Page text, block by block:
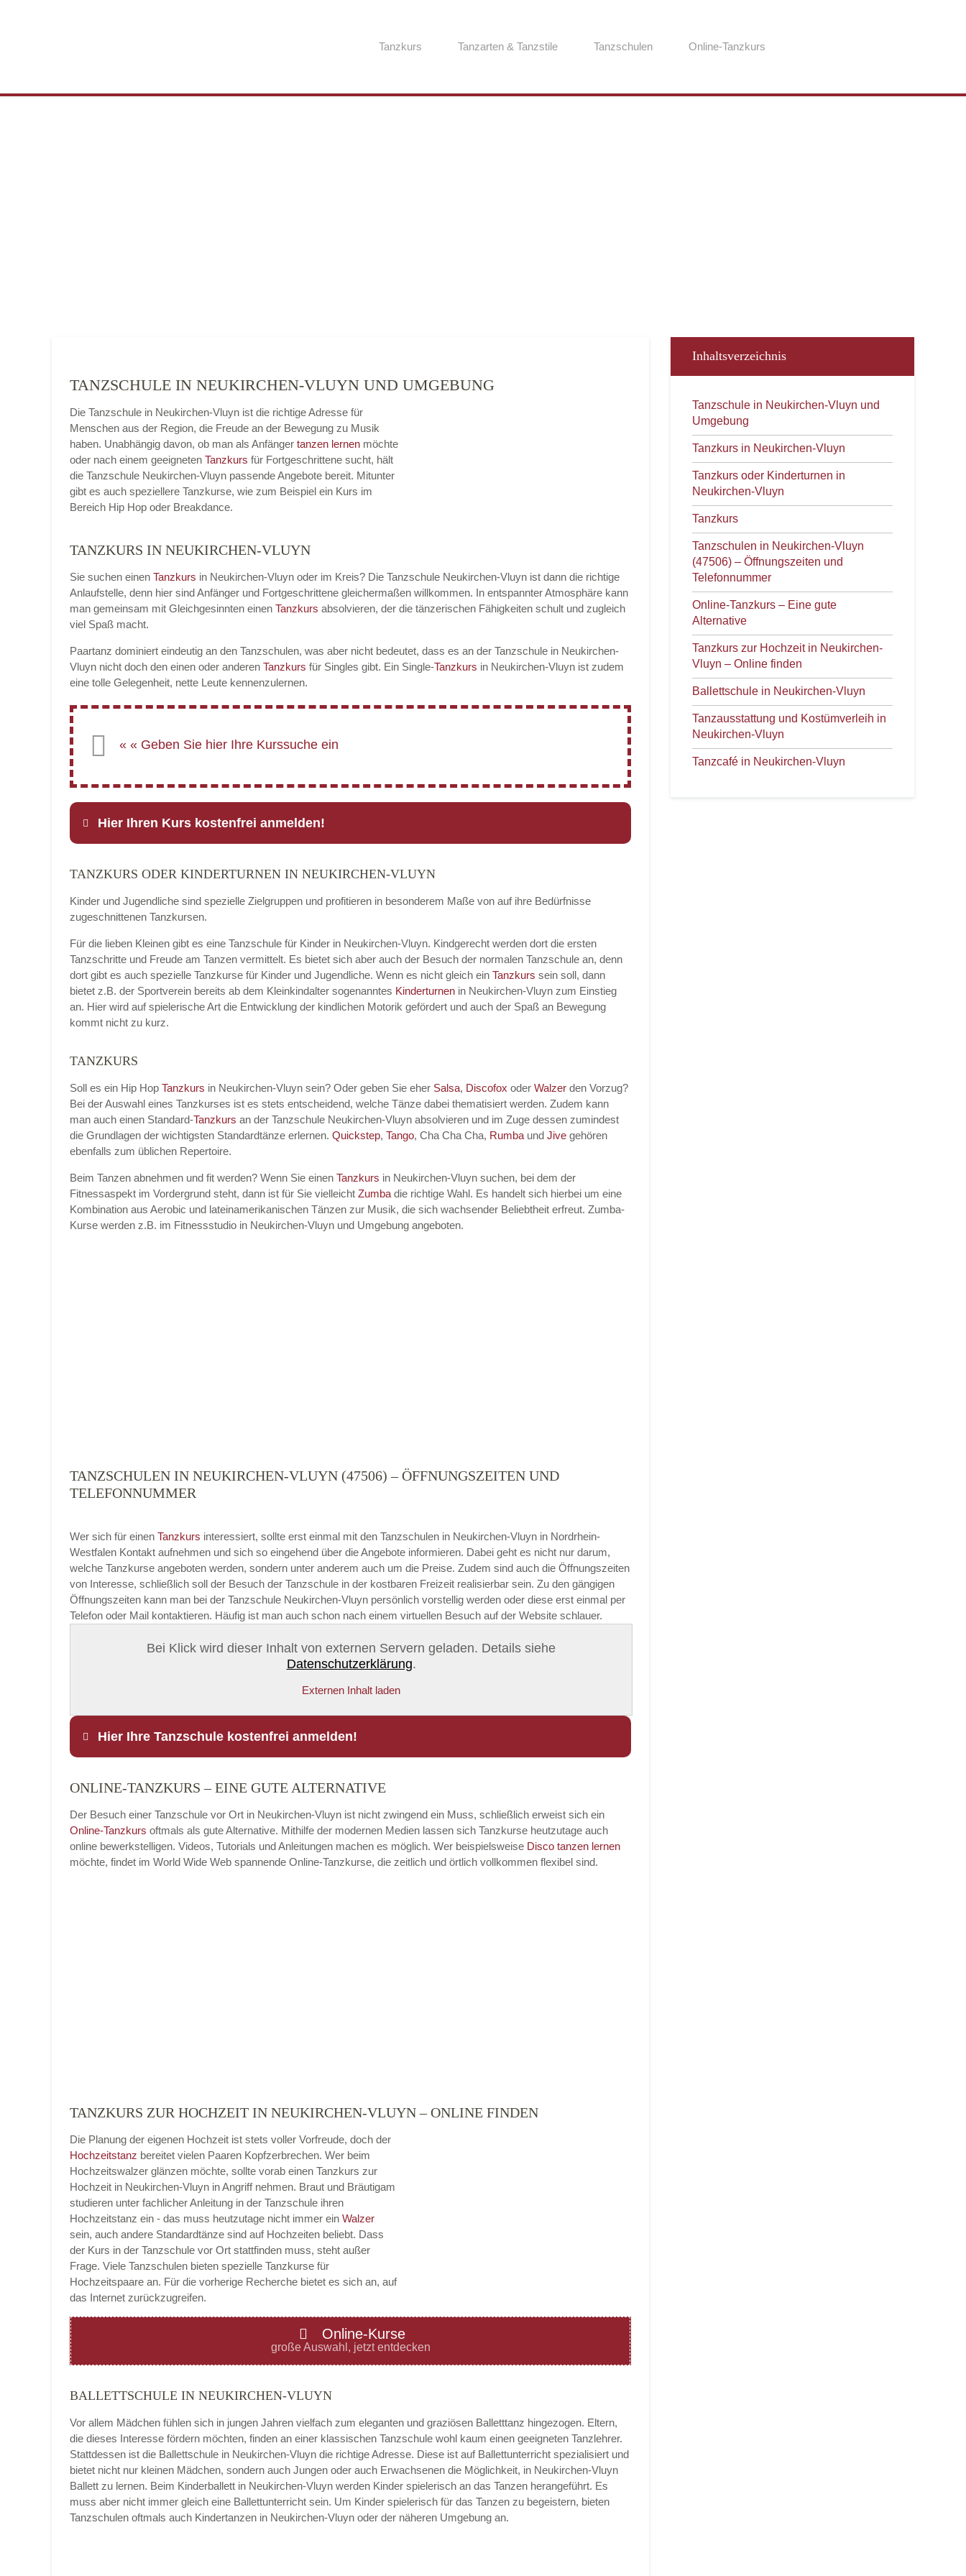
Tanzkurs Tanzarten & Tanzstile Tanzschulen Online-Tanzkurs
TANZSCHULE IN NEUKIRCHEN-VLUYN UND UMGEBUNG
Die Tanzschule in Neukirchen-Vluyn ist die richtige Adresse für
Menschen aus der Region, die Freude an der Bewegung zu Musik
haben. Unabhängig davon, ob man als Anfänger tanzen lernen möchte
oder nach einem geeigneten Tanzkurs für Fortgeschrittene sucht, hält
die Tanzschule Neukirchen-Vluyn passende Angebote bereit. Mitunter
gibt es auch speziellere Tanzkurse, wie zum Beispiel ein Kurs im
Bereich Hip Hop oder Breakdance.
TANZKURS IN NEUKIRCHEN-VLUYN
Sie suchen einen Tanzkurs in Neukirchen-Vluyn oder im Kreis? Die Tanzschule Neukirchen-Vluyn ist dann die richtige
Anlaufstelle, denn hier sind Anfänger und Fortgeschrittene gleichermaßen willkommen. In entspannter Atmosphäre kann
man gemeinsam mit Gleichgesinnten einen Tanzkurs absolvieren, der die tänzerischen Fähigkeiten schult und zugleich
viel Spaß macht.
Paartanz dominiert eindeutig an den Tanzschulen, was aber nicht bedeutet, dass es an der Tanzschule in Neukirchen-
Vluyn nicht doch den einen oder anderen Tanzkurs für Singles gibt. Ein Single-Tanzkurs in Neukirchen-Vluyn ist zudem
eine tolle Gelegenheit, nette Leute kennenzulernen.
Hier Ihren Kurs kostenfrei anmelden!
E-Mail*
Kontakt E-Mail
Kontakt Telefonnummer
Mit Absenden der Daten akzeptiere ich die
ABSENDEN
TANZKURS ODER KINDERTURNEN IN NEUKIRCHEN-VLUYN
Kinder und Jugendliche sind spezielle Zielgruppen und profitieren in besonderem Maße von auf ihre Bedürfnisse
zugeschnittenen Tanzkursen.
Für die lieben Kleinen gibt es eine Tanzschule für Kinder in Neukirchen-Vluyn. Kindgerecht werden dort die ersten
Tanzschritte und Freude am Tanzen vermittelt. Es bietet sich aber auch der Besuch der normalen Tanzschule an, denn
dort gibt es auch spezielle Tanzkurse für Kinder und Jugendliche. Wenn es nicht gleich ein Tanzkurs sein soll, dann
bietet z.B. der Sportverein bereits ab dem Kleinkindalter sogenanntes Kinderturnen in Neukirchen-Vluyn zum Einstieg
an. Hier wird auf spielerische Art die Entwicklung der kindlichen Motorik gefördert und auch der Spaß an Bewegung
kommt nicht zu kurz.
TANZKURS
Soll es ein Hip Hop Tanzkurs in Neukirchen-Vluyn sein? Oder geben Sie eher Salsa, Discofox oder Walzer den Vorzug?
Bei der Auswahl eines Tanzkurses ist es stets entscheidend, welche Tänze dabei thematisiert werden. Zudem kann
man auch einen Standard-Tanzkurs an der Tanzschule Neukirchen-Vluyn absolvieren und im Zuge dessen zumindest
die Grundlagen der wichtigsten Standardtänze erlernen. Quickstep, Tango, Cha Cha Cha, Rumba und Jive gehören
ebenfalls zum üblichen Repertoire.
Beim Tanzen abnehmen und fit werden? Wenn Sie einen Tanzkurs in Neukirchen-Vluyn suchen, bei dem der
Fitnessaspekt im Vordergrund steht, dann ist für Sie vielleicht Zumba die richtige Wahl. Es handelt sich hierbei um eine
Kombination aus Aerobic und lateinamerikanischen Tänzen zur Musik, die sich wachsender Beliebtheit erfreut. Zumba-
Kurse werden z.B. im Fitnessstudio in Neukirchen-Vluyn und Umgebung angeboten.
TANZSCHULEN IN NEUKIRCHEN-VLUYN (47506) – ÖFFNUNGSZEITEN UND
TELEFONNUMMER
Wer sich für einen Tanzkurs interessiert, sollte erst einmal mit den Tanzschulen in Neukirchen-Vluyn in Nordrhein-
Westfalen Kontakt aufnehmen und sich so eingehend über die Angebote informieren. Dabei geht es nicht nur darum,
welche Tanzkurse angeboten werden, sondern unter anderem auch um die Preise. Zudem sind auch die Öffnungszeiten
von Interesse, schließlich soll der Besuch der Tanzschule in der kostbaren Freizeit realisierbar sein. Zu den gängigen
Öffnungszeiten kann man bei der Tanzschule Neukirchen-Vluyn persönlich vorstellig werden oder diese erst einmal per
Telefon oder Mail kontaktieren. Häufig ist man auch schon nach einem virtuellen Besuch auf der Website schlauer.
Bei Klick wird dieser Inhalt von externen Servern geladen. Details siehe
Datenschutzerklärung.
Externen Inhalt laden
Hier Ihre Tanzschule kostenfrei anmelden!
E-Mail*
Telefonnummer
E-Mail-Adresse
—
HINZUFÜGEN
Mittwoch — ÖFFNUNGSZEITEN
HINZUFÜGEN
ONLINE-TANZKURS – EINE GUTE ALTERNATIVE
Der Besuch einer Tanzschule vor Ort in Neukirchen-Vluyn ist nicht zwingend ein Muss, schließlich erweist sich ein
Online-Tanzkurs oftmals als gute Alternative. Mithilfe der modernen Medien lassen sich Tanzkurse heutzutage auch
online bewerkstelligen. Videos, Tutorials und Anleitungen machen es möglich. Wer beispielsweise Disco tanzen lernen
möchte, findet im World Wide Web spannende Online-Tanzkurse, die zeitlich und örtlich vollkommen flexibel sind.
TANZKURS ZUR HOCHZEIT IN NEUKIRCHEN-VLUYN – ONLINE FINDEN
Die Planung der eigenen Hochzeit ist stets voller Vorfreude, doch der
Hochzeitstanz bereitet vielen Paaren Kopfzerbrechen. Wer beim
Hochzeitswalzer glänzen möchte, sollte vorab einen Tanzkurs zur
Hochzeit in Neukirchen-Vluyn in Angriff nehmen. Braut und Bräutigam
studieren unter fachlicher Anleitung in der Tanzschule ihren
Hochzeitstanz ein - das muss heutzutage nicht immer ein Walzer
sein, auch andere Standardtänze sind auf Hochzeiten beliebt. Dass
der Kurs in der Tanzschule vor Ort stattfinden muss, steht außer
Frage. Viele Tanzschulen bieten spezielle Tanzkurse für
Hochzeitspaare an. Für die vorherige Recherche bietet es sich an, auf
das Internet zurückzugreifen.
Online-Kurse
große Auswahl, jetzt entdecken
BALLETTSCHULE IN NEUKIRCHEN-VLUYN
Vor allem Mädchen fühlen sich in jungen Jahren vielfach zum eleganten und graziösen Balletttanz hingezogen. Eltern,
die dieses Interesse fördern möchten, finden an einer klassischen Tanzschule wohl kaum einen geeigneten Tanzlehrer.
Stattdessen ist die Ballettschule in Neukirchen-Vluyn die richtige Adresse. Diese ist auf Ballettunterricht spezialisiert und
bietet nicht nur kleinen Mädchen, sondern auch Jungen oder auch Erwachsenen die Möglichkeit, in Neukirchen-Vluyn
Ballett zu lernen. Beim Kinderballett in Neukirchen-Vluyn werden Kinder spielerisch an das Tanzen herangeführt. Es
muss aber nicht immer gleich eine Ballettunterricht sein. Um Kinder spielerisch für das Tanzen zu begeistern, bieten
Tanzschulen oftmals auch Kindertanzen in Neukirchen-Vluyn oder der näheren Umgebung an.
Inhaltsverzeichnis
Tanzschule in Neukirchen-Vluyn und
Umgebung
Tanzkurs in Neukirchen-Vluyn
Tanzkurs oder Kinderturnen in
Neukirchen-Vluyn
Tanzkurs
Tanzschulen in Neukirchen-Vluyn
(47506) – Öffnungszeiten und
Telefonnummer
Online-Tanzkurs – Eine gute
Alternative
Tanzkurs zur Hochzeit in Neukirchen-
Vluyn – Online finden
Ballettschule in Neukirchen-Vluyn
Tanzausstattung und Kostümverleih in
Neukirchen-Vluyn
Tanzcafé in Neukirchen-Vluyn